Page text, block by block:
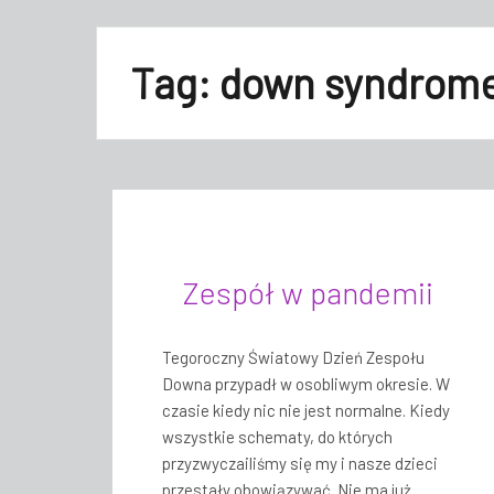
Tag: down
Zespół w pandemii
Tegoroczny Światowy Dzień Zespołu
Downa przypadł w osobliwym okresie. W
czasie kiedy nic nie jest normalne. Kiedy
wszystkie schematy, do których
przyzwyczailiśmy się my i nasze dzieci
przestały obowiązywać. Nie ma już